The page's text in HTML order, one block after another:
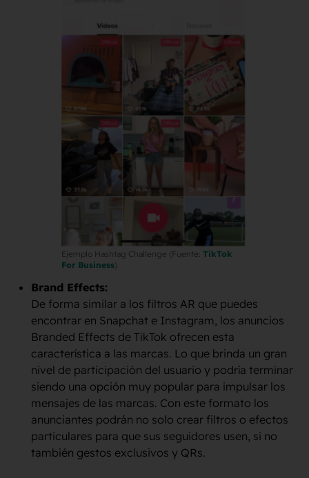
Ejemplo Hashtag Challenge (Fuente: TikTok
For Business)
Brand Effects:
De forma similar a los filtros AR que puedes
encontrar en Snapchat e Instagram, los anuncios
Branded Effects de TikTok ofrecen esta
característica a las marcas. Lo que brinda un gran
nivel de participación del usuario y podría terminar
siendo una opción muy popular para impulsar los
mensajes de las marcas. Con este formato los
anunciantes podrán no solo crear filtros o efectos
particulares para que sus seguidores usen, si no
también gestos exclusivos y QRs.